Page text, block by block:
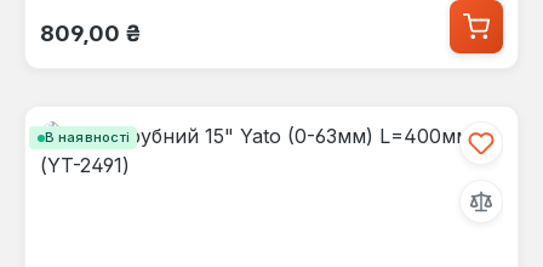
Звичайна ціна:
809,00 ₴
В наявності